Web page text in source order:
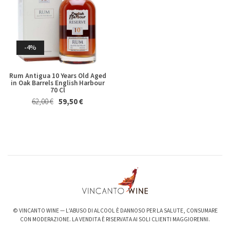
-6%
15,50 € 14,50 €
-4%
Rum Antigua 10 Years Old Aged
in Oak Barrels English Harbour
70 Cl
62,00 € 59,50 €
© VINCANTO WINE — L’ABUSO DI ALCOOL È DANNOSO PER LA SALUTE, CONSUMARE
CON MODERAZIONE. LA VENDITA È RISERVATA AI SOLI CLIENTI MAGGIORENNI.
Whisky & Whiskey